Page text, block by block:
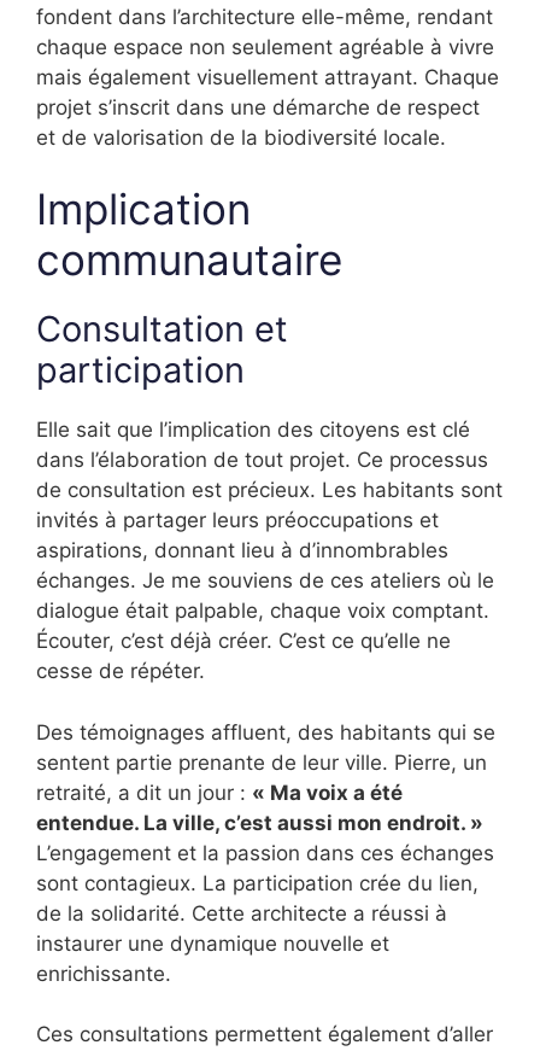
fondent dans l’architecture elle-même, rendant
chaque espace non seulement agréable à vivre
mais également visuellement attrayant. Chaque
projet s’inscrit dans une démarche de respect
et de valorisation de la biodiversité locale.
Implication
communautaire
Consultation et
participation
Elle sait que l’implication des citoyens est clé
dans l’élaboration de tout projet. Ce processus
de consultation est précieux. Les habitants sont
invités à partager leurs préoccupations et
aspirations, donnant lieu à d’innombrables
échanges. Je me souviens de ces ateliers où le
dialogue était palpable, chaque voix comptant.
Écouter, c’est déjà créer. C’est ce qu’elle ne
cesse de répéter.
Des témoignages affluent, des habitants qui se
sentent partie prenante de leur ville. Pierre, un
retraité, a dit un jour : « Ma voix a été
entendue. La ville, c’est aussi mon endroit. »
L’engagement et la passion dans ces échanges
sont contagieux. La participation crée du lien,
de la solidarité. Cette architecte a réussi à
instaurer une dynamique nouvelle et
enrichissante.
Ces consultations permettent également d’aller